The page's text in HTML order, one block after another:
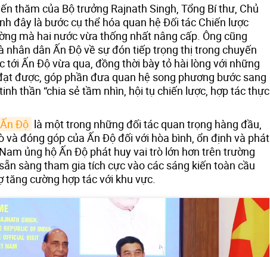
thăm của Bộ trưởng Rajnath Singh, Tổng Bí thư, Chủ
đây là bước cụ thể hóa quan hệ Đối tác Chiến lược
mà hai nước vừa thống nhất nâng cấp. Ông cũng
nhân dân Ấn Độ về sự đón tiếp trọng thị trong chuyến
tới Ấn Độ vừa qua, đồng thời bày tỏ hài lòng với những
được, góp phần đưa quan hệ song phương bước sang
thần “chia sẻ tầm nhìn, hội tụ chiến lược, hợp tác thực
Ấn Độ là một trong những đối tác quan trọng hàng đầu,
và đóng góp của Ấn Độ đối với hòa bình, ổn định và phát
ủng hộ Ấn Độ phát huy vai trò lớn hơn trên trường
sàng tham gia tích cực vào các sáng kiến toàn cầu
tăng cường hợp tác với khu vực.